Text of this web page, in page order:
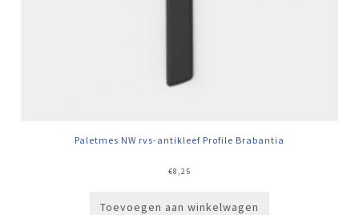
Paletmes NW rvs-antikleef Profile Brabantia
€8,25
Toevoegen aan winkelwagen